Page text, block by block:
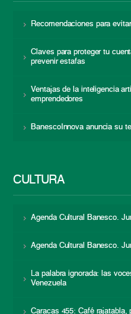
Recomendaciones para
Claves para proteger tu
prevenir estafas
Ventajas de la inteligencia
emprendedores
BanescoInnova anuncia su
CULTURA
Agenda Cultural Banesco.
Agenda Cultural Banesco.
La palabra ignorada: las
Venezuela
Caracas 455: Café rajatabla,